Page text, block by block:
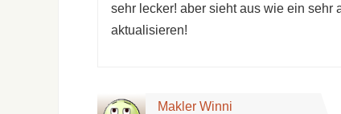
sehr lecker! aber sieht aus wie ein sehr
aktualisieren!
Makler Winni